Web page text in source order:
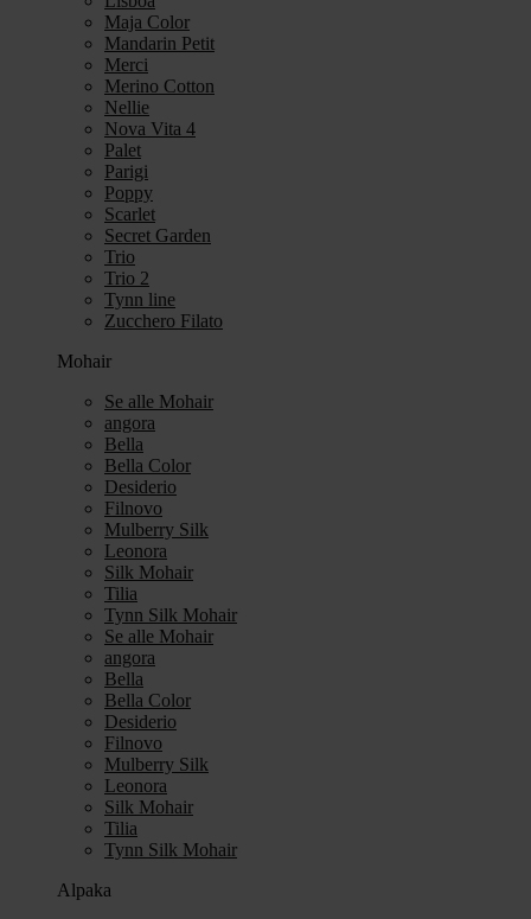
Maja Color
Mandarin Petit
Merci
Merino Cotton
Nellie
Nova Vita 4
Palet
Parigi
Poppy
Scarlet
Secret Garden
Trio
Trio 2
Tynn line
Zucchero Filato
Mohair
Se alle Mohair
angora
Bella
Bella Color
Desiderio
Filnovo
Mulberry Silk
Leonora
Silk Mohair
Tilia
Tynn Silk Mohair
Se alle Mohair
angora
Bella
Bella Color
Desiderio
Filnovo
Mulberry Silk
Leonora
Silk Mohair
Tilia
Tynn Silk Mohair
Alpaka